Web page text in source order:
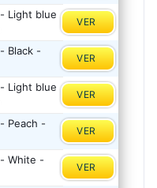
Light blue
VER
Black -
VER
Light blue
VER
Peach -
VER
- White -
VER